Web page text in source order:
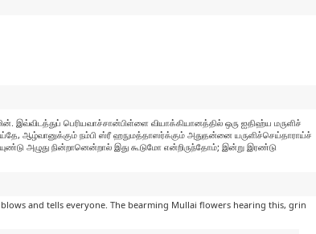
இவ்விடத்துப் பெரியவாச்சான்பிள்ளை வியாக்கியானத்தில் ஒரு ஐதிஹ்ய மருளிச்
ஆழ்வானுக்கும் நம்பி ஸ்ரீ ஹநுமத்தாஸர்க்கும் அதுதன்னை யருளிச்செய்தாராய்ச்
அழுது நின்றானென்றால் இது கூடுமோ என்றிருந்தோம்; இன்று இரண்டு
and tells everyone. The bearming Mullai flowers hearing this, grin